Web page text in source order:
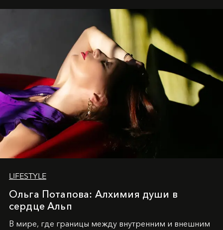
LIFESTYLE
Ольга Потапова: Алхимия души в
сердце Альп
В мире, где границы между внутренним и внешним